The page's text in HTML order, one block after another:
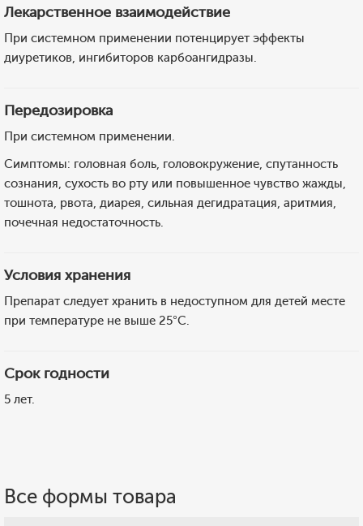
Лекарственное взаимодействие
При системном применении потенцирует эффекты
диуретиков, ингибиторов карбоангидразы.
Передозировка
При системном применении.
Симптомы: головная боль, головокружение, спутанность
сознания, сухость во рту или повышенное чувство жажды,
тошнота, рвота, диарея, сильная дегидратация, аритмия,
почечная недостаточность.
Условия хранения
Препарат следует хранить в недоступном для детей месте
при температуре не выше 25°C.
Срок годности
5 лет.
Все формы товара